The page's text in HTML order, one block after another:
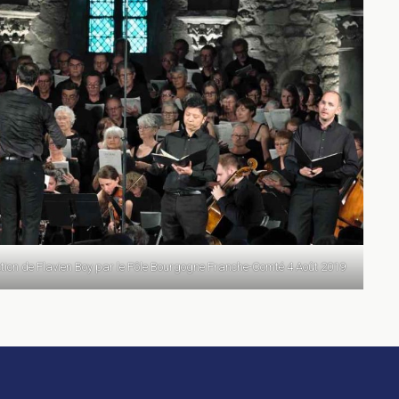
de Flavien Boy par le Pôle Bourgogne Franche-Comté 4 Août 2019